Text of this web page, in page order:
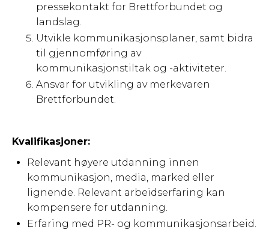
pressekontakt for Brettforbundet og
landslag.
Utvikle kommunikasjonsplaner, samt bidra
til gjennomføring av
kommunikasjonstiltak og -aktiviteter.
Ansvar for utvikling av merkevaren
Brettforbundet.
Kvalifikasjoner:
Relevant høyere utdanning innen
kommunikasjon, media, marked eller
lignende. Relevant arbeidserfaring kan
kompensere for utdanning.
Erfaring med PR- og kommunikasjonsarbeid.